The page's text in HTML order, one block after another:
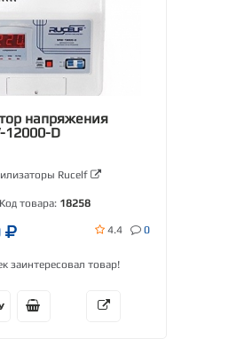
напряжения
12000-D
Rucelf
товара: 18258
4.4 0
заинтересовал товар!